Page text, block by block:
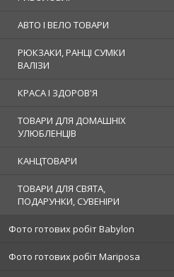
АВТО І ВЕЛО ТОВАРИ
РЮКЗАКИ, РАНЦІ СУМКИ
ВАЛІЗИ
КРАСА І ЗДОРОВ'Я
ТОВАРИ ДЛЯ ДОМАШНІХ
УЛЮБЛЕНЦІВ
КАНЦТОВАРИ
ТОВАРИ ДЛЯ СВЯТА,
ПОДАРУНКИ, СУВЕНІРИ
Фото готових робіт Babylon
Фото готових робіт Mariposa